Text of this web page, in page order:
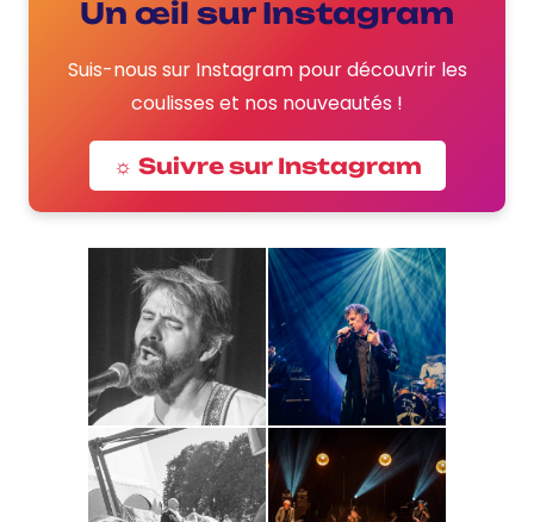
Un œil sur Instagram
Suis-nous sur Instagram pour découvrir les
coulisses et nos nouveautés !
☼ Suivre sur Instagram